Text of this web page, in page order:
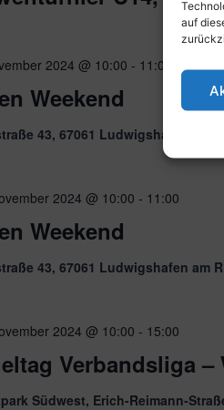
auf
Weekend
2024 @ 10:00 - 11:00
43, 67061 Ludwigshafen am
Weekend
2024 @ 10:00 - 11:00
43, 67061 Ludwigshafen am
Verbandsliga –
2024 @ 10:00 - 15:00
Südwest, Erich-Reimann-